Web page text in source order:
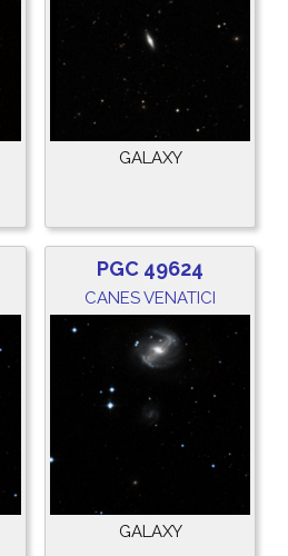
GALAXY
PGC 49624
CANES VENATICI
GALAXY